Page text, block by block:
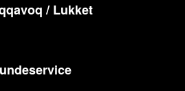
/ Lukket